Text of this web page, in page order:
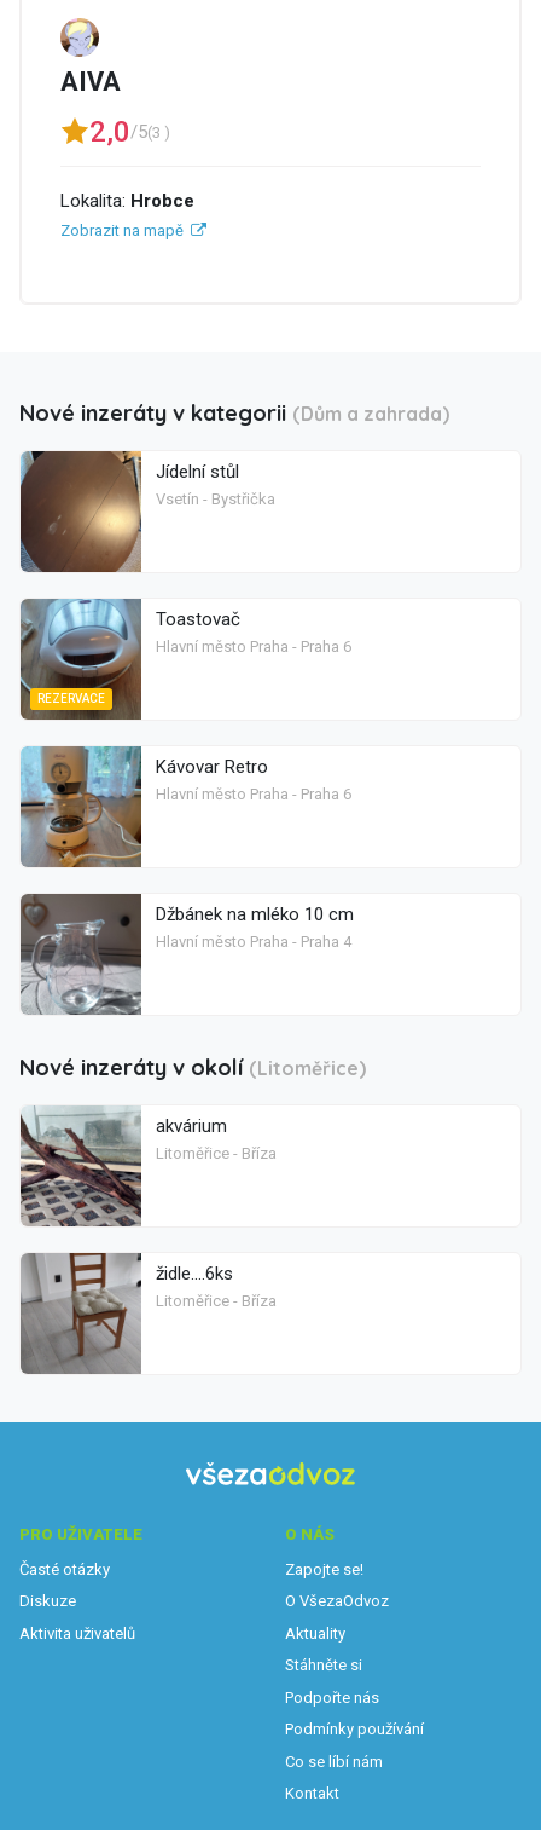
AIVA
2,0/5(3 )
Lokalita: Hrobce
Zobrazit na mapě
Nové inzeráty v kategorii (Dům a zahrada)
Jídelní stůl
Vsetín - Bystřička
REZERVACE
Toastovač
Hlavní město Praha - Praha 6
Kávovar Retro
Hlavní město Praha - Praha 6
Džbánek na mléko 10 cm
Hlavní město Praha - Praha 4
Nové inzeráty v okolí (Litoměřice)
akvárium
Litoměřice - Bříza
židle....6ks
Litoměřice - Bříza
PRO UŽIVATELE
Časté otázky
Diskuze
Aktivita uživatelů
O NÁS
Zapojte se!
O VšezaOdvoz
Aktuality
Stáhněte si
Podpořte nás
Podmínky používání
Co se líbí nám
Kontakt